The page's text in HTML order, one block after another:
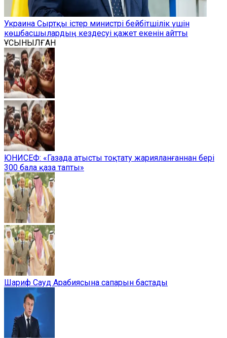
Украина Сыртқы істер министрі бейбітшілік үшін
көшбасшылардың кездесуі қажет екенін айтты
ҰСЫНЫЛҒАН
ЮНИСЕФ: «Газада атысты тоқтату жарияланғаннан бері
300 бала қаза тапты»
Шариф Сауд Арабиясына сапарын бастады